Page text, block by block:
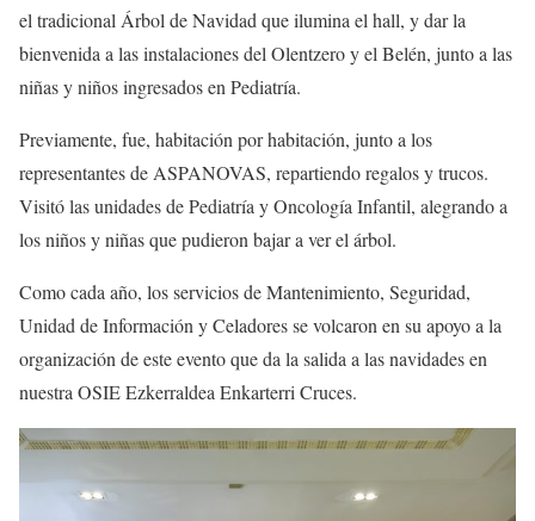
el tradicional Árbol de Navidad que ilumina el hall, y dar la
bienvenida a las instalaciones del Olentzero y el Belén, junto a las
niñas y niños ingresados en Pediatría.
Previamente, fue, habitación por habitación, junto a los
representantes de ASPANOVAS, repartiendo regalos y trucos.
Visitó las unidades de Pediatría y Oncología Infantil, alegrando a
los niños y niñas que pudieron bajar a ver el árbol.
Como cada año, los servicios de Mantenimiento, Seguridad,
Unidad de Información y Celadores se volcaron en su apoyo a la
organización de este evento que da la salida a las navidades en
nuestra OSIE Ezkerraldea Enkarterri Cruces.